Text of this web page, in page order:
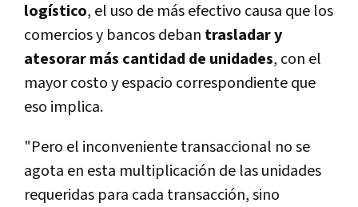
logístico, el uso de más efectivo causa que los
comercios y bancos deban trasladar y
atesorar más cantidad de unidades, con el
mayor costo y espacio correspondiente que
eso implica.
"Pero el inconveniente transaccional no se
agota en esta multiplicación de las unidades
requeridas para cada transacción, sino